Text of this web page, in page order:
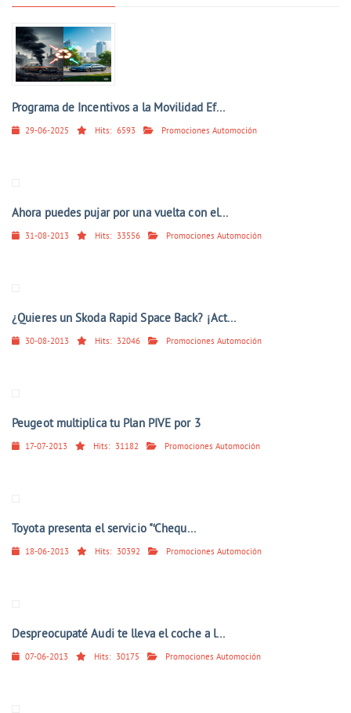
Programa de Incentivos a la Movilidad Ef...
29-06-2025 Hits: 6593 Promociones Automoción
Ahora puedes pujar por una vuelta con el...
31-08-2013 Hits: 33556 Promociones Automoción
¿Quieres un Skoda Rapid Space Back? ¡Act...
30-08-2013 Hits: 32046 Promociones Automoción
Peugeot multiplica tu Plan PIVE por 3
17-07-2013 Hits: 31182 Promociones Automoción
Toyota presenta el servicio "‘Chequ...
18-06-2013 Hits: 30392 Promociones Automoción
Despreocupaté Audi te lleva el coche a l...
07-06-2013 Hits: 30175 Promociones Automoción